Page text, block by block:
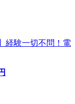
経験一切不問！電